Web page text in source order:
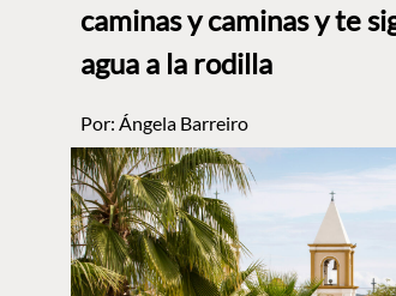
caminas y caminas y te
agua a la rodilla
Por: Ángela Barreiro